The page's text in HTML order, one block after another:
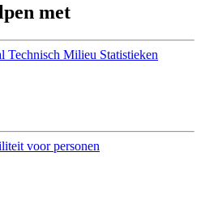
met
Technisch Milieu Statistieken
voor personen